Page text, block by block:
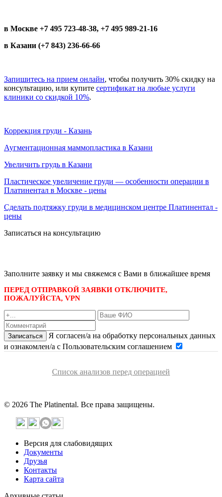
в Москве +7 495 723-48-38, +7 495 989-21-16
в Казани (+7 843) 236-66-66
Запишитесь на прием онлайн, чтобы получить 30% скидку на
консультацию, или купите сертификат на любые услуги
клиники со скидкой 10%.
Коррекция груди - Казань
Аугментационная маммопластика в Казани
Увеличить грудь в Казани
Пластическое увеличение груди — особенности операции в
Платинентал в Москве - цены
Сделать подтяжку груди в медицинском центре Платинентал -
цены
Записаться на консультацию
Заполните заявку и мы свяжемся с Вами в ближайшее время
ПЕРЕД ОТПРАВКОЙ ЗАЯВКИ ОТКЛЮЧИТЕ,
ПОЖАЛУЙСТА, VPN
Записаться
Я согласен/а на обработку персональных данных
и ознакомлен/а с Пользовательским соглашением
Список анализов перед операцией
© 2026 The Platinental. Все права защищены.
Версия для слабовидящих
Документы
Друзья
Контакты
Карта сайта